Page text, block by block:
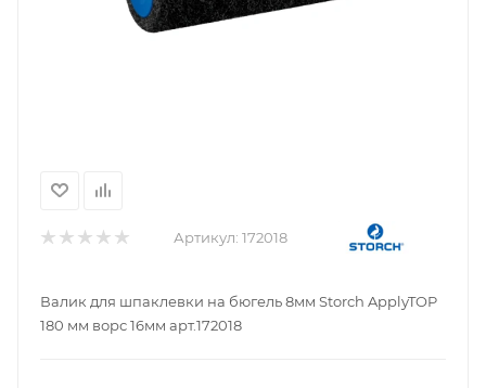
Артикул: 172018
Валик для шпаклевки на бюгель 8мм Storch ApplyTOP
180 мм ворс 16мм арт.172018